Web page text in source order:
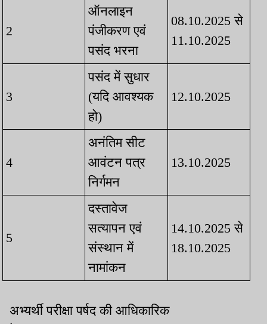
2
ऑनलाइन
पंजीकरण एवं
पसंद भरना
08.10.2025 से
11.10.2025
3
पसंद में सुधार
(यदि आवश्यक
हो)
12.10.2025
4
अनंतिम सीट
आवंटन पत्र
निर्गमन
13.10.2025
5
दस्तावेज
सत्यापन एवं
संस्थान में
नामांकन
14.10.2025 से
18.10.2025
अभ्यर्थी परीक्षा पर्षद की आधिकारिक